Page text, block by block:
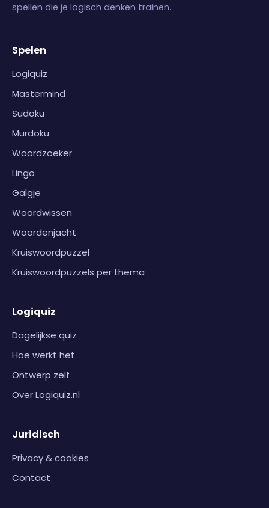
spellen die je logisch denken trainen.
Spelen
Logiquiz
Mastermind
Sudoku
Murdoku
Woordzoeker
Lingo
Galgje
Woordwissen
Woordenjacht
Kruiswoordpuzzel
Kruiswoordpuzzels per thema
Logiquiz
Dagelijkse quiz
Hoe werkt het
Ontwerp zelf
Over Logiquiz.nl
Juridisch
Privacy & cookies
Contact